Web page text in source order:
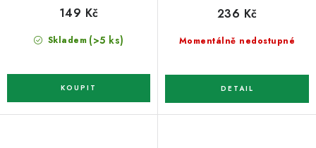
Skladem (>5 ks)
149 Kč
Momentálně nedostupné
236 Kč